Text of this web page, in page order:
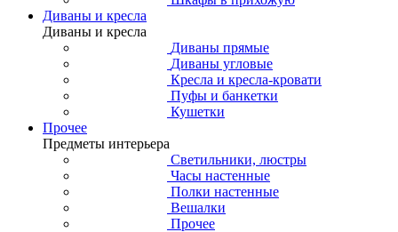
Диваны и кресла
Диваны и кресла
Диваны прямые
Диваны угловые
Кресла и кресла-кровати
Пуфы и банкетки
Кушетки
Прочее
Предметы интерьера
Светильники, люстры
Часы настенные
Полки настенные
Вешалки
Прочее